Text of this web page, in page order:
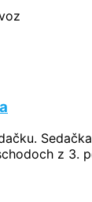
z 3.